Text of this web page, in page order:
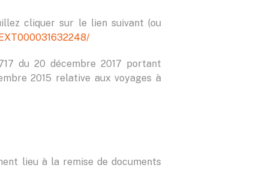
cliquer sur le lien suivant (ou
du 20 décembre 2017 portant
2015 relative aux voyages à
lieu à la remise de documents